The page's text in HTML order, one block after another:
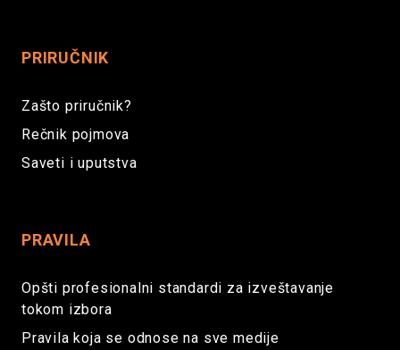
PRIRUČNIK
Zašto priručnik?
Rečnik pojmova
Saveti i uputstva
PRAVILA
Opšti profesionalni standardi za izveštavanje
tokom izbora
Pravila koja se odnose na sve medije